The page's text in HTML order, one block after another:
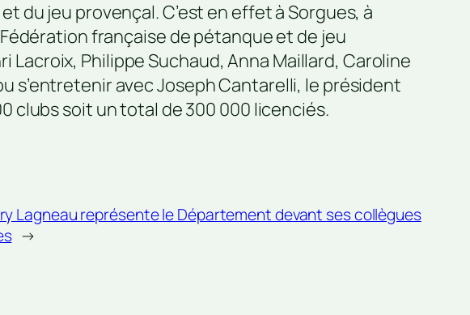
du jeu provençal. C’est en effet à Sorgues, à
française de pétanque et de jeu
Lacroix, Philippe Suchaud, Anna Maillard, Caroline
s’entretenir avec Joseph Cantarelli, le président
clubs soit un total de 300 000 licenciés.
Lagneau représente le Département devant ses collègues
→